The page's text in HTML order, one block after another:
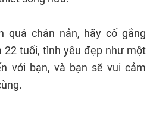
quá chán nản, hãy cố gắng
22 tuổi, tình yêu đẹp như một
với bạn, và bạn sẽ vui cảm